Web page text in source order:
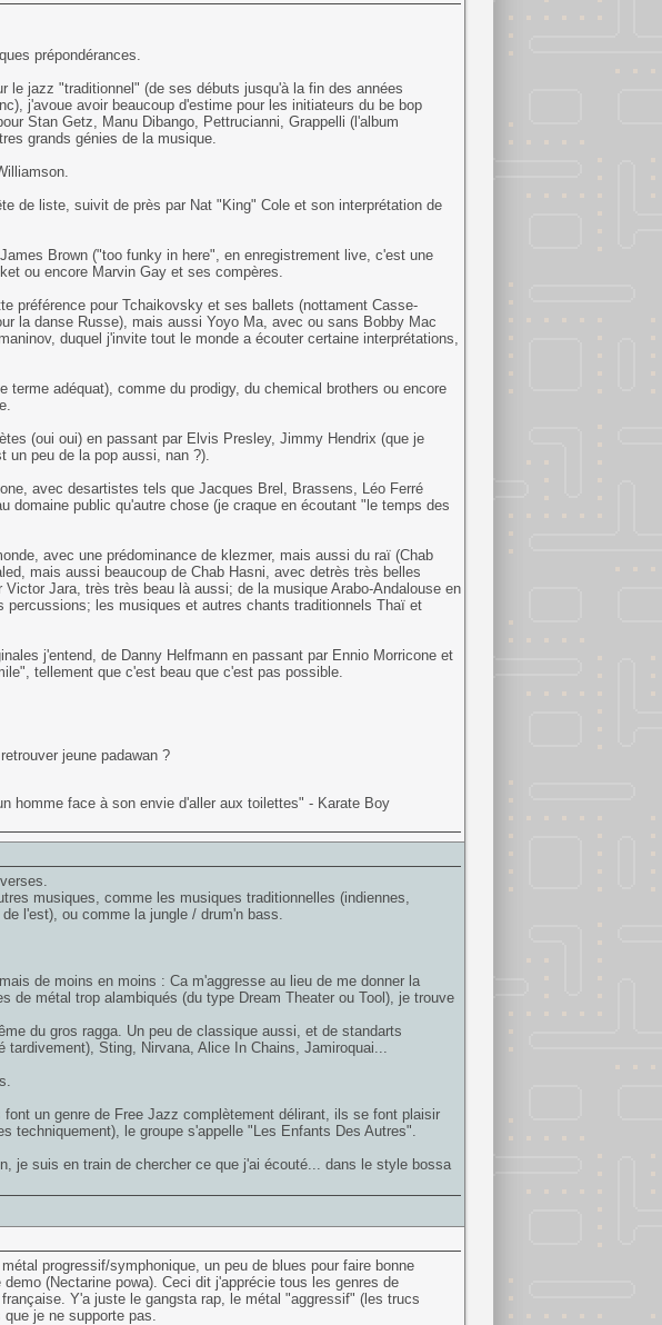
prépondérances.
jazz "traditionnel" (de ses débuts jusqu'à la fin des années
j'avoue avoir beaucoup d'estime pour les initiateurs du be bop
Stan Getz, Manu Dibango, Pettrucianni, Grappelli (l'album
grands génies de la musique.
de liste, suivit de près par Nat "King" Cole et son interprétation de
Brown ("too funky in here", en enregistrement live, c'est une
ou encore Marvin Gay et ses compères.
préférence pour Tchaikovsky et ses ballets (nottament Casse-
la danse Russe), mais aussi Yoyo Ma, avec ou sans Bobby Mac
duquel j'invite tout le monde a écouter certaine interprétations,
adéquat), comme du prodigy, du chemical brothers ou encore
(oui oui) en passant par Elvis Presley, Jimmy Hendrix (que je
un peu de la pop aussi, nan ?).
avec desartistes tels que Jacques Brel, Brassens, Léo Ferré
domaine public qu'autre chose (je craque en écoutant "le temps des
avec une prédominance de klezmer, mais aussi du raï (Chab
mais aussi beaucoup de Chab Hasni, avec detrès très belles
Jara, très très beau là aussi; de la musique Arabo-Andalouse en
les musiques et autres chants traditionnels Thaï et
j'entend, de Danny Helfmann en passant par Ennio Morricone et
tellement que c'est beau que c'est pas possible.
jeune padawan ?
homme face à son envie d'aller aux toilettes" - Karate Boy
musiques, comme les musiques traditionnelles (indiennes,
l'est), ou comme la jungle / drum'n bass.
de moins en moins : Ca m'aggresse au lieu de me donner la
de métal trop alambiqués (du type Dream Theater ou Tool), je trouve
du gros ragga. Un peu de classique aussi, et de standarts
Sting, Nirvana, Alice In Chains, Jamiroquai...
un genre de Free Jazz complètement délirant, ils se font plaisir
techniquement), le groupe s'appelle "Les Enfants Des Autres".
je suis en train de chercher ce que j'ai écouté... dans le style bossa
progressif/symphonique, un peu de blues pour faire bonne
(Nectarine powa). Ceci dit j'apprécie tous les genres de
Y'a juste le gangsta rap, le métal "aggressif" (les trucs
je ne supporte pas.